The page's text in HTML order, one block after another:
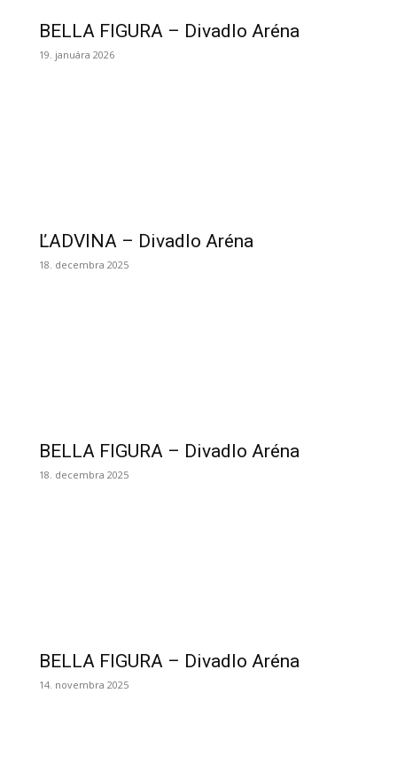
BELLA FIGURA – Divadlo Aréna
19. januára 2026
ĽADVINA – Divadlo Aréna
18. decembra 2025
BELLA FIGURA – Divadlo Aréna
18. decembra 2025
BELLA FIGURA – Divadlo Aréna
14. novembra 2025